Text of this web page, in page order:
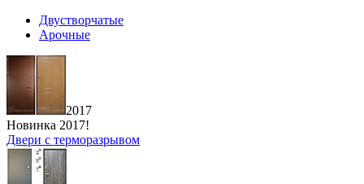
Двустворчатые
Арочные
2017
Новинка 2017!
Двери с терморазрывом